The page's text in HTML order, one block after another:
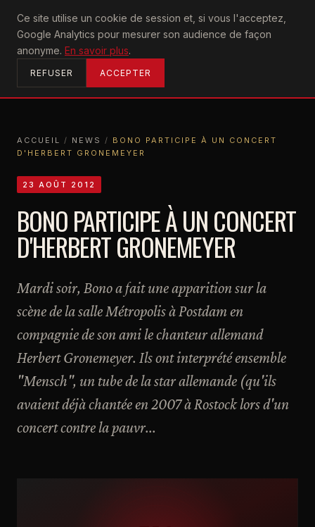
Ce site utilise un cookie de session et, si vous l'acceptez,
Google Analytics pour mesurer son audience de façon
anonyme. En savoir plus.
REFUSER ACCEPTER
U2achtung
ACCUEIL
ACCUEIL / NEWS / BONO PARTICIPE À UN CONCERT
D'HERBERT GRONEMEYER
23 AOÛT 2012
BONO PARTICIPE À UN CONCERT
D'HERBERT GRONEMEYER
Mardi soir, Bono a fait une apparition sur la
scène de la salle Métropolis à Postdam en
compagnie de son ami le chanteur allemand
Herbert Gronemeyer. Ils ont interprété ensemble
"Mensch", un tube de la star allemande (qu'ils
avaient déjà chantée en 2007 à Rostock lors d'un
concert contre la pauvr...